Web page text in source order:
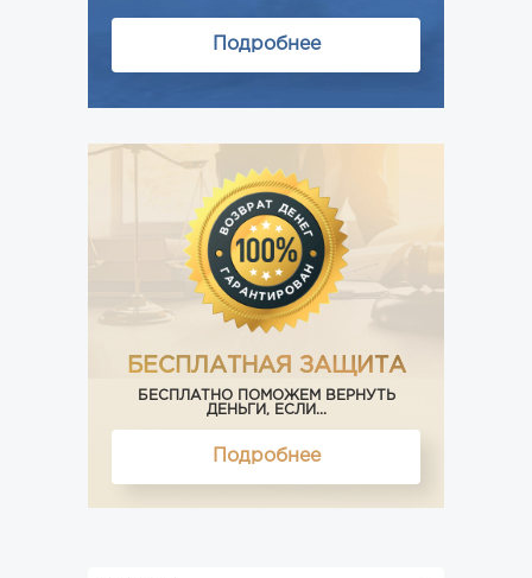
Подробнее
БЕСПЛАТНАЯ ЗАЩИТА
БЕСПЛАТНО ПОМОЖЕМ ВЕРНУТЬ
ДЕНЬГИ, ЕСЛИ...
Подробнее